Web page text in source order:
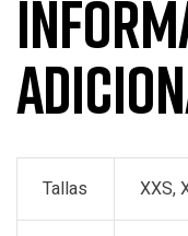
Tallas XXS,